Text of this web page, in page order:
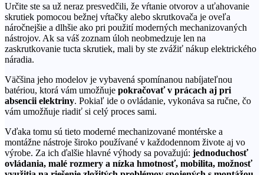
Určite ste sa už neraz presvedčili, že vŕtanie otvorov a uťahovanie
skrutiek pomocou bežnej vŕtačky alebo skrutkovača je oveľa
náročnejšie a dlhšie ako pri použití moderných mechanizovaných
nástrojov. Ak sa váš zoznam úloh neobmedzuje len na
zaskrutkovanie tucta skrutiek, mali by ste zvážiť nákup elektrického
náradia.
Väčšina jeho modelov je vybavená spomínanou nabíjateľnou
batériou, ktorá vám umožňuje pokračovať v prácach aj pri
absencii elektriny. Pokiaľ ide o ovládanie, vykonáva sa ručne, čo
vám umožňuje riadiť si celý proces sami.
Vďaka tomu sú tieto moderné mechanizované montérske a
montážne nástroje široko používané v každodennom živote aj vo
výrobe. Za ich ďalšie hlavné výhody sa považujú: jednoduchosť
ovládania, malé rozmery a nízka hmotnosť, mobilita, možnosť